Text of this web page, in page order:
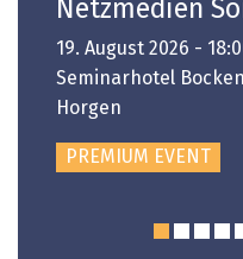
Netzmedien
19. August 2026 -
Seminarhotel
Horgen
PREMIUM EVENT